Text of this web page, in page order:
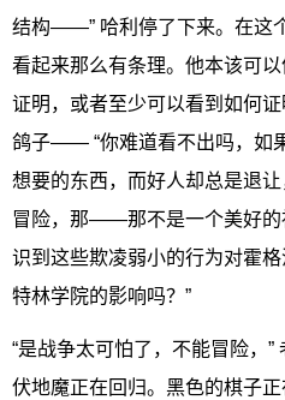
结构——” 哈利停了下来。在这
看起来那么有条理。他本该可
证明，或者至少可以看到如何
鸽子—— “你难道看不出吗，如
想要的东西，而好人却总是退
冒险，那——那不是一个美好的
识到这些欺凌弱小的行为对霍
特林学院的影响吗？”
“是战争太可怕了，不能冒险，”
伏地魔正在回归。黑色的棋子